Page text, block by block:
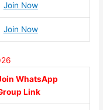
Join Now
Join Now
WhatsApp
Link